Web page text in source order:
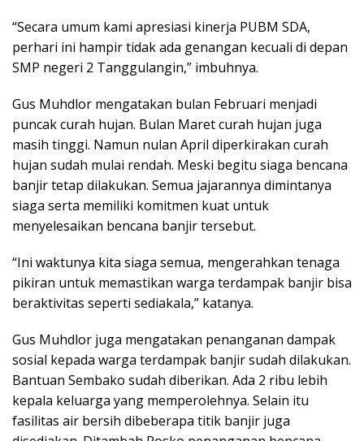
“Secara umum kami apresiasi kinerja PUBM SDA,
perhari ini hampir tidak ada genangan kecuali di depan
SMP negeri 2 Tanggulangin,” imbuhnya.
Gus Muhdlor mengatakan bulan Februari menjadi
puncak curah hujan. Bulan Maret curah hujan juga
masih tinggi. Namun nulan April diperkirakan curah
hujan sudah mulai rendah. Meski begitu siaga bencana
banjir tetap dilakukan. Semua jajarannya dimintanya
siaga serta memiliki komitmen kuat untuk
menyelesaikan bencana banjir tersebut.
“Ini waktunya kita siaga semua, mengerahkan tenaga
pikiran untuk memastikan warga terdampak banjir bisa
beraktivitas seperti sediakala,” katanya.
Gus Muhdlor juga mengatakan penanganan dampak
sosial kepada warga terdampak banjir sudah dilakukan.
Bantuan Sembako sudah diberikan. Ada 2 ribu lebih
kepala keluarga yang memperolehnya. Selain itu
fasilitas air bersih dibeberapa titik banjir juga